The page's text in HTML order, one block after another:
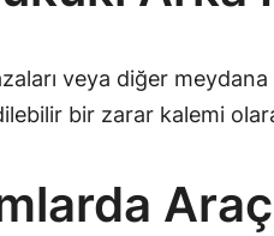
veya diğer
bir zarar kalemi